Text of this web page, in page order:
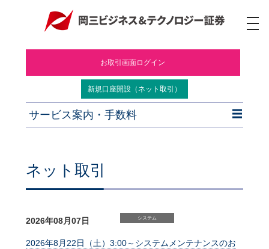
ナ
ビ
ネット取引
2026年08月07日 システム
2026年8月22日（土）3:00～システムメンテナンスのお
お取引画面ログイン
新規口座開設（ネット取引）
サービス案内・手数料